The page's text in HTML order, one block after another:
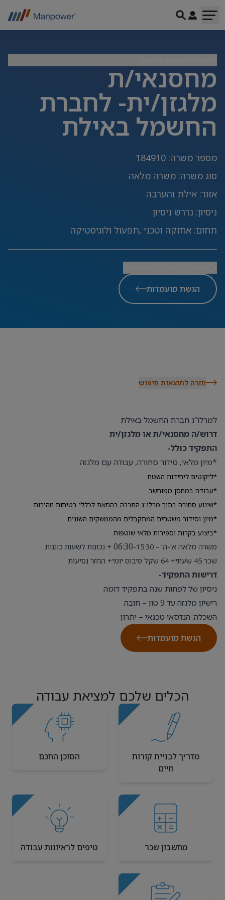
מחסנאי/ת
מלגזן/ית- לחברת
החשמל באילת
מספר משרה:
184910
סוג משרה: משרה מלאה
אזור: אילת והערבה
ניסיון: נדרש ניסיון
תחום: אחזקה וטכני ,תפעול ולוגיסטיקה
הגשת מועמדות
חזרה לתוצאות חיפוש
למרלו”ג חברת החשמל באילת
דרוש/ה מחסנאי/ת או מלגזן/ית
התפקיד כולל-
*מיון מלאי, סידור סחורה, עבודה עם מלגזה
*ליקוטים ליחידות השטח
*עבודה במחסן ממוחשב
*שינוע סחורה בתוך מרלו”ג החברה בהתאם לכללי בטיחות וזהירות
*מיון וסידור משטחים המתקבלים מהממשקים השונים
*ביצוע בקרות וספירות מלאי שוטפות
משרה מלאה א’-ה’ – 15:30- 06:30 + נכונות לשעות כוננות
שכר 45 שעתי+ 64 שקל סיבוס יומי+ החזר נסיעות
דרישות התפקיד-
ניסיון של לפחות שנה בתפקיד דומה
רישיון מלגזה עד 9 טון – חובה
השכלה: הנדסאי טכנאי – יתרון
הגשת מועמדות
הכלים שלכם למציאת עבודה
מדריך לבניית קורות
חיים
הסוכן החכם
מחשבון שכר טיפים לראיונות עבודה